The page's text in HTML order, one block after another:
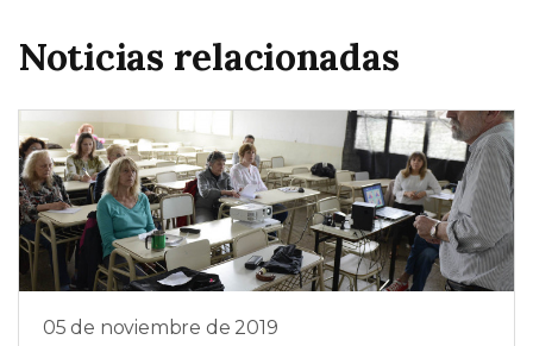
Noticias relacionadas
05 de noviembre de 2019